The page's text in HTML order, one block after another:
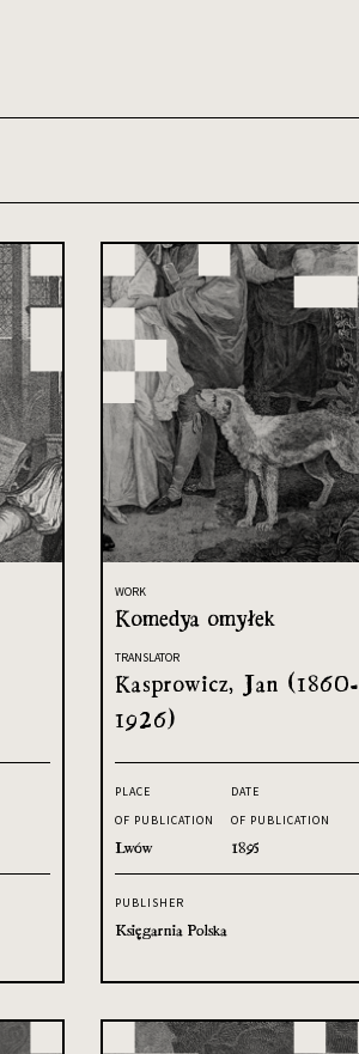
WORK
Komedya omyłek
TRANSLATOR
Kasprowicz, Jan (1860-
1926)
PLACE
OF PUBLICATION
Lwów
DATE
OF PUBLICATION
1895
PUBLISHER
Księgarnia Polska